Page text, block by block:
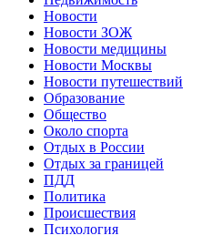
Новости
Новости ЗОЖ
Новости медицины
Новости Москвы
Новости путешествий
Образование
Общество
Около спорта
Отдых в России
Отдых за границей
ПДД
Политика
Происшествия
Психология